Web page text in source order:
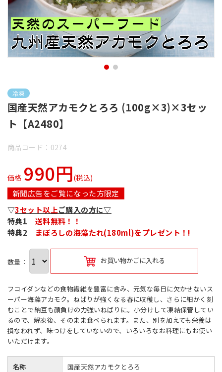
冷凍
国産天然アカモクとろろ (100g×3)×3セッ
ト【A2480】
商品コード：0274
価格 990円(税込)
新聞広告をご覧になった方限定
▽3セット以上ご購入の方に▽
特典1 送料無料！！
特典2
まぼろしの海藻たれ(180ml)をプレゼント！!
数量： お買い物かごに入れる
フコイダンなどの食物繊維を豊富に含み、元気な毎日に欠かせないス
ーパー海藻アカモク。ねばりが強くなる春に収穫し、さらに細かく刻
むことで納豆も顔負けの力強いねばりに。小分けして凍結保管してい
るので、解凍後、そのまま食べられます。また、別を加えても栄養は
損なわれず、味つけをしていないので、いろいろなお料理にもお使い
いただけます。
名称 国産天然アカモクとろろ